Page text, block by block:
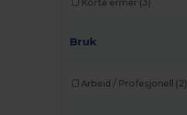
Korte ermer (3)
Bruk
Arbeid / Profesjonell (2)